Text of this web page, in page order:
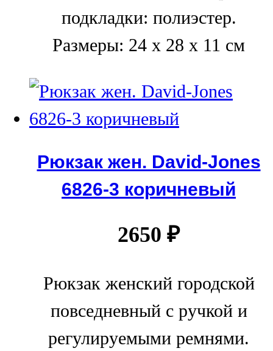
подкладки: полиэстер.
Размеры: 24 x 28 x 11 см
Рюкзак жен. David-Jones
6826-3 коричневый
2650 ₽
Рюкзак женский городской
повседневный с ручкой и
регулируемыми ремнями.